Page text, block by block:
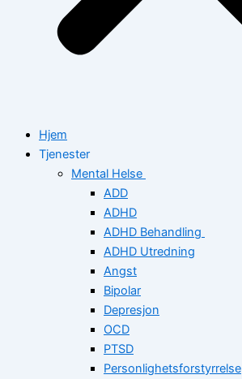
Hjem
Tjenester
Mental Helse
ADD
ADHD
ADHD Behandling
ADHD Utredning
Angst
Bipolar
Depresjon
OCD
PTSD
Personlighetsforstyrrelse